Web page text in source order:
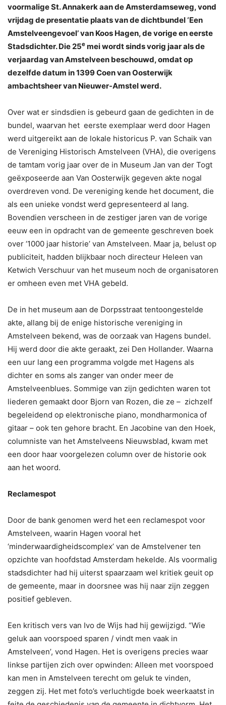
voormalige St. Annakerk aan de Amsterdamseweg, vond
vrijdag de presentatie plaats van de dichtbundel ‘Een
Amstelveengevoel’ van Koos Hagen, de vorige en eerste
Stadsdichter. Die 25e mei wordt sinds vorig jaar als de
verjaardag van Amstelveen beschouwd, omdat op
dezelfde datum in 1399 Coen van Oosterwijk
ambachtsheer van Nieuwer-Amstel werd.
Over wat er sindsdien is gebeurd gaan de gedichten in de
bundel, waarvan het eerste exemplaar werd door Hagen
werd uitgereikt aan de lokale historicus P. van Schaik van
de Vereniging Historisch Amstelveen (VHA), die overigens
de tamtam vorig jaar over de in Museum Jan van der Togt
geëxposeerde aan Van Oosterwijk gegeven akte nogal
overdreven vond. De vereniging kende het document, die
als een unieke vondst werd gepresenteerd al lang.
Bovendien verscheen in de zestiger jaren van de vorige
eeuw een in opdracht van de gemeente geschreven boek
over ‘1000 jaar historie’ van Amstelveen. Maar ja, belust op
publiciteit, hadden blijkbaar noch directeur Heleen van
Ketwich Verschuur van het museum noch de organisatoren
er omheen even met VHA gebeld.
De in het museum aan de Dorpsstraat tentoongestelde
akte, allang bij de enige historische vereniging in
Amstelveen bekend, was de oorzaak van Hagens bundel.
Hij werd door die akte geraakt, zei Den Hollander. Waarna
een uur lang een programma volgde met Hagens als
dichter en soms als zanger van onder meer de
Amstelveenblues. Sommige van zijn gedichten waren tot
liederen gemaakt door Bjorn van Rozen, die ze – zichzelf
begeleidend op elektronische piano, mondharmonica of
gitaar – ook ten gehore bracht. En Jacobine van den Hoek,
columniste van het Amstelveens Nieuwsblad, kwam met
een door haar voorgelezen column over de historie ook
aan het woord.
Reclamespot
Door de bank genomen werd het een reclamespot voor
Amstelveen, waarin Hagen vooral het
‘minderwaardigheidscomplex’ van de Amstelvener ten
opzichte van hoofdstad Amsterdam hekelde. Als voormalig
stadsdichter had hij uiterst spaarzaam wel kritiek geuit op
de gemeente, maar in doorsnee was hij naar zijn zeggen
positief gebleven.
Een kritisch vers van Ivo de Wijs had hij gewijzigd. “Wie
geluk aan voorspoed sparen / vindt men vaak in
Amstelveen’, vond Hagen. Het is overigens precies waar
linkse partijen zich over opwinden: Alleen met voorspoed
kan men in Amstelveen terecht om geluk te vinden,
zeggen zij. Het met foto’s verluchtigde boek weerkaatst in